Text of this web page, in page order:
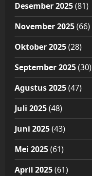
Desember 2025(81)
November 2025(66)
Oktober 2025(28)
September 2025(30)
Agustus 2025(47)
Juli 2025(48)
Juni 2025(43)
Mei 2025(61)
April 2025(61)